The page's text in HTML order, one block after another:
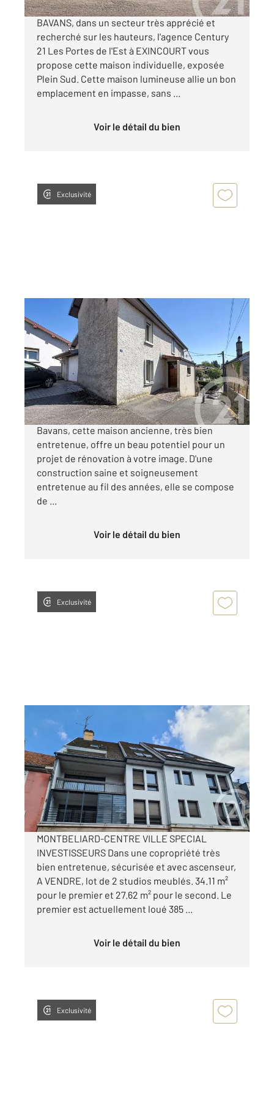
BAVANS, dans un secteur très apprécié et
recherché sur les hauteurs, l'agence Century
21 Les Portes de l'Est à EXINCOURT vous
propose cette maison individuelle, exposée
Plein Sud. Cette maison lumineuse allie un bon
emplacement en impasse, sans ...
Voir le détail du bien
Exclusivité
BAVANS 25
98,37 m
, 4 pièces
Ref : 34010
Maison à vendre
99 500 €
Située dans un environnement calme à
Bavans, cette maison ancienne, très bien
entretenue, offre un beau potentiel pour un
projet de rénovation à votre image. D'une
construction saine et soigneusement
entretenue au fil des années, elle se compose
de ...
Voir le détail du bien
Exclusivité
MONTBELIARD 25
68,56 m
, 2 pièces
Ref : 33802
Maison à vendre
90 000 €
Visiter le site dédié
MONTBELIARD-CENTRE VILLE SPECIAL
INVESTISSEURS Dans une copropriété très
bien entretenue, sécurisée et avec ascenseur,
A VENDRE, lot de 2 studios meublés. 34.11 m²
pour le premier et 27.62 m² pour le second. Le
premier est actuellement loué 385 ...
Voir le détail du bien
Exclusivité